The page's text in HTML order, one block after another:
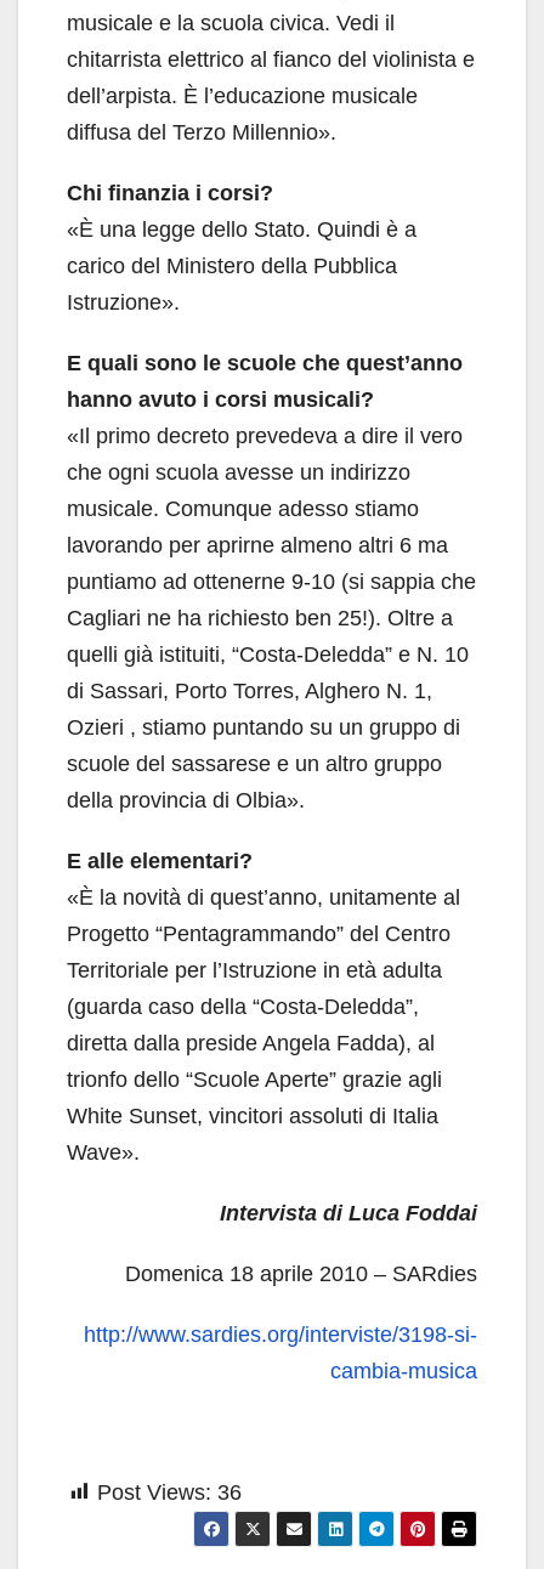
musicale e la scuola civica. Vedi il
chitarrista elettrico al fianco del violinista e
dell’arpista. È l’educazione musicale
diffusa del Terzo Millennio».
Chi finanzia i corsi?
«È una legge dello Stato. Quindi è a
carico del Ministero della Pubblica
Istruzione».
E quali sono le scuole che quest’anno
hanno avuto i corsi musicali?
«Il primo decreto prevedeva a dire il vero
che ogni scuola avesse un indirizzo
musicale. Comunque adesso stiamo
lavorando per aprirne almeno altri 6 ma
puntiamo ad ottenerne 9-10 (si sappia che
Cagliari ne ha richiesto ben 25!). Oltre a
quelli già istituiti, “Costa-Deledda” e N. 10
di Sassari, Porto Torres, Alghero N. 1,
Ozieri , stiamo puntando su un gruppo di
scuole del sassarese e un altro gruppo
della provincia di Olbia».
E alle elementari?
«È la novità di quest’anno, unitamente al
Progetto “Pentagrammando” del Centro
Territoriale per l’Istruzione in età adulta
(guarda caso della “Costa-Deledda”,
diretta dalla preside Angela Fadda), al
trionfo dello “Scuole Aperte” grazie agli
White Sunset, vincitori assoluti di Italia
Wave».
Intervista di Luca Foddai
Domenica 18 aprile 2010 – SARdies
http://www.sardies.org/interviste/3198-si-
cambia-musica
Post Views: 36